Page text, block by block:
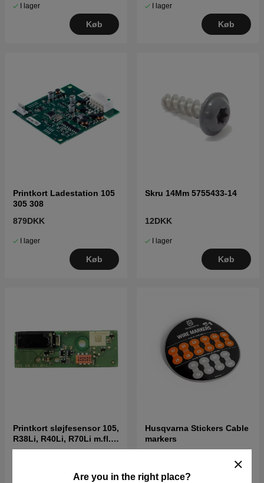
Are you in the right place?
I lager
Køb
I lager
Køb
Printkort Ladestation 105
305 308
879DKK
I lager
Køb
Skru 14Mm 5755433-14
12DKK
I lager
Køb
Printkort sløjfesensor 105,
R38Li, R40Li, R70Li m.fl.
(2016-)
Husqvarna Stickers Cable
markers
I lager